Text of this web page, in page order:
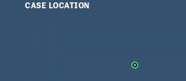
CASE LOCATION